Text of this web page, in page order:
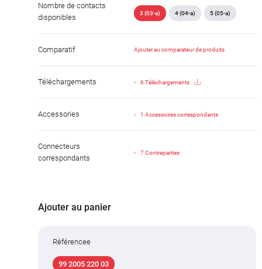
Nombre de contacts
disponibles
3 (03-a) 4 (04-a) 5 (05-a)
Comparatif Ajouter au comparateur de produits
Téléchargements 6 Téléchargements
Accessories 1 Accessoires correspondants
Connecteurs
correspondants
7 Contreparties
Ajouter au panier
Référencee
99 2005 220 03